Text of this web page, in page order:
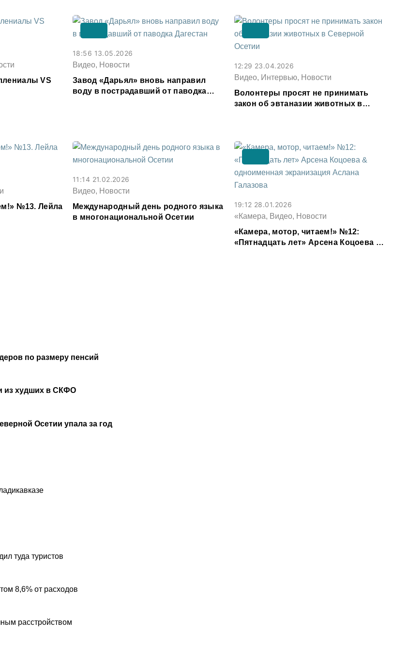
по размеру пенсий
из худших в СКФО
Осетии упала за год
туда туристов
8,6% от расходов
расстройством
VS
18:56 13.05.2026
Видео, Новости
Завод «Дарьял» вновь направил
воду в пострадавший от паводка
12:29 23.04.2026
Видео, Интервью, Новости
Волонтеры просят не принимать
закон об эвтаназии животных в
№13. Лейла
11:14 21.02.2026
Видео, Новости
Международный день родного языка
в многонациональной Осетии
19:12 28.01.2026
«Камера, Видео, Новости
«Камера, мотор, читаем!» №12:
«Пятнадцать лет» Арсена Коцоева &